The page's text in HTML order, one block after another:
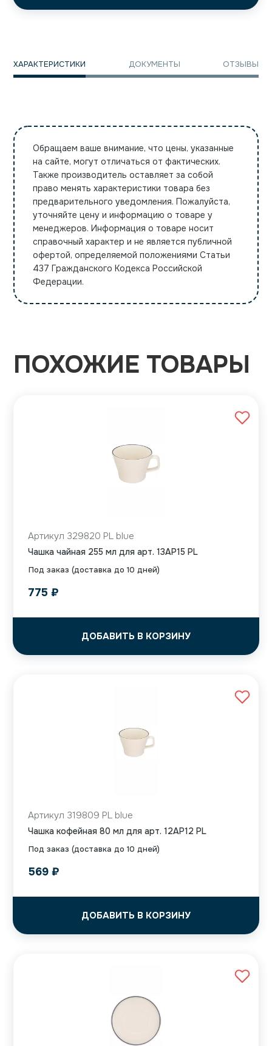
ХАРАКТЕРИСТИКИ ДОКУМЕНТЫ ОТЗЫВЫ
Обращаем ваше внимание, что цены, указанные
на сайте, могут отличаться от фактических.
Также производитель оставляет за собой
право менять характеристики товара без
предварительного уведомления. Пожалуйста,
уточняйте цену и информацию о товаре у
менеджеров. Информация о товаре носит
справочный характер и не является публичной
офертой, определяемой положениями Статьи
437 Гражданского Кодекса Российской
Федерации.
ПОХОЖИЕ ТОВАРЫ
Под заказ (доставка до 10 дней)
Артикул 329820 PL blue
Чашка чайная 255 мл для арт. 13AP15 PL
775 ₽
ДОБАВИТЬ В КОРЗИНУ
Под заказ (доставка до 10 дней)
Артикул 319809 PL blue
Чашка кофейная 80 мл для арт. 12AP12 PL
569 ₽
ДОБАВИТЬ В КОРЗИНУ